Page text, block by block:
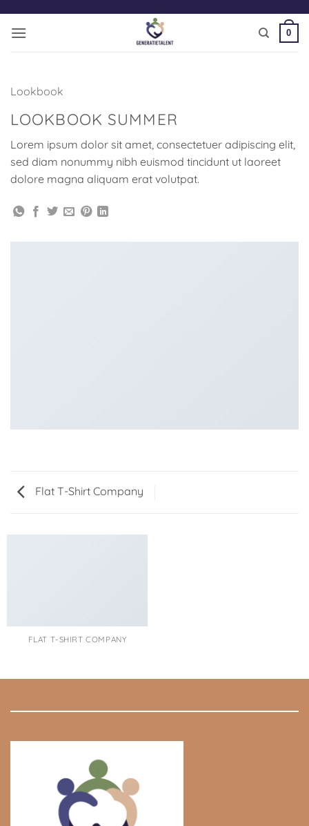
naar
inhoud
0
Lookbook
LOOKBOOK SUMMER
Lorem ipsum dolor sit amet, consectetuer adipiscing elit,
sed diam nonummy nibh euismod tincidunt ut laoreet
dolore magna aliquam erat volutpat.
Flat T-Shirt Company
FLAT T-SHIRT COMPANY